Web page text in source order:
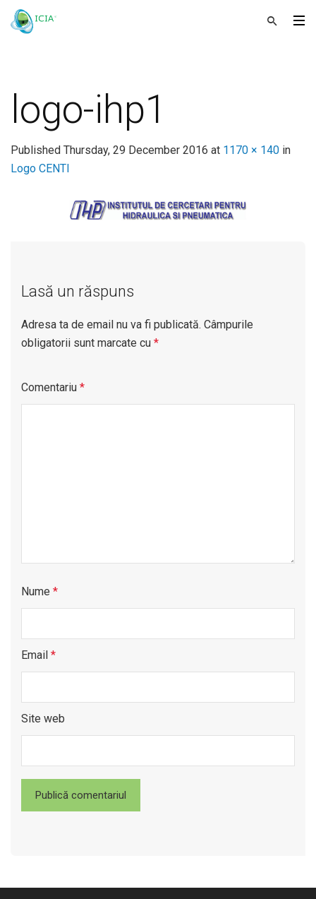
logo-ihp1
Published Thursday, 29 December 2016 at 1170 × 140 in
Logo CENTI
Lasă un răspuns
Adresa ta de email nu va fi publicată. Câmpurile
obligatorii sunt marcate cu *
Comentariu *
Nume *
Email *
Site web